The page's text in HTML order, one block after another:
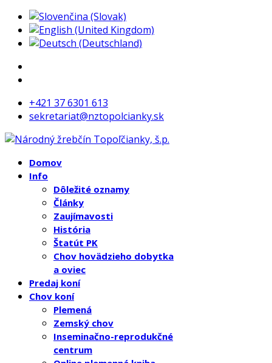
+421 37 6301 613
sekretariat@nztopolcianky.sk
Domov
Info
Dôležité oznamy
Články
Zaujímavosti
História
Štatút PK
Chov hovädzieho dobytka
a oviec
Predaj koní
Chov koní
Plemená
Zemský chov
Inseminačno-reprodukčné
centrum